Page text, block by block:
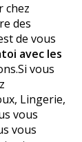
chez
des
de vous
avec les
vous
Lingerie,
vous
vous